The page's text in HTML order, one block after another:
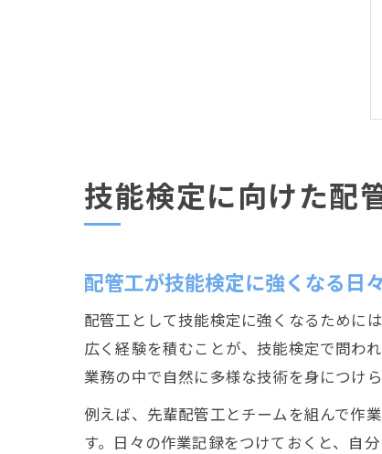
技能検定に向けた配
配管工が技能検定に強くなる日
配管工として技能検定に強くなるために
広く経験を積むことが、技能検定で問わ
業務の中で自然に多様な技術を身につけら
例えば、先輩配管工とチームを組んで作
す。日々の作業記録をつけておくと、自